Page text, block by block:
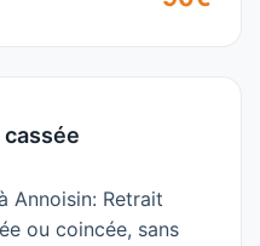
Annoisin: Retrait
ou coincée, sans